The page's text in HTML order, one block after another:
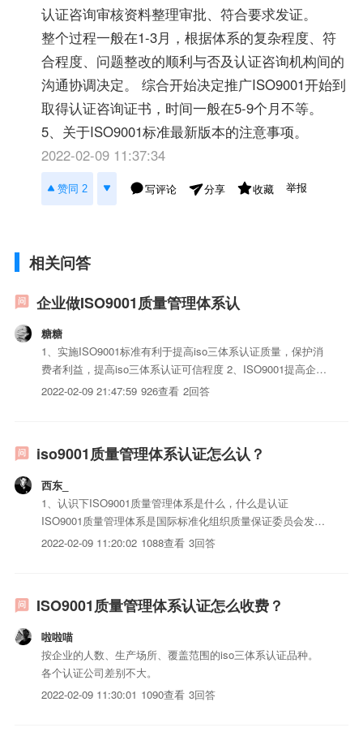
认证咨询审核资料整理审批、符合要求发证。
整个过程一般在1-3月，根据体系的复杂程度、符
合程度、问题整改的顺利与否及认证咨询机构间的
沟通协调决定。 综合开始决定推广ISO9001开始到
取得认证咨询证书，时间一般在5-9个月不等。
5、关于ISO9001标准最新版本的注意事项。
2022-02-09 11:37:34
赞同 2 写评论 分享 收藏 举报
相关问答
企业做ISO9001质量管理体系认
糖糖
1、实施ISO9001标准有利于提高iso三体系认证质量，保护消
费者利益，提高iso三体系认证可信程度 2、ISO9001提高企业
管理能力 3、持续改进和持续满足顾客的需求和期望 4、有利
2022-02-09 21:47:59 926查看 2回答
iso9001质量管理体系认证怎么认？
西东_
1、认识下ISO9001质量管理体系是什么，什么是认证
ISO9001质量管理体系是国际标准化组织质量保证委员会发布
的有关质量方面的管理体系标准之一，是一种要求，一种组织
2022-02-09 11:20:02 1088查看 3回答
ISO9001质量管理体系认证怎么收费？
啦啦喵
按企业的人数、生产场所、覆盖范围的iso三体系认证品种。
各个认证公司差别不大。
2022-02-09 11:30:01 1090查看 3回答